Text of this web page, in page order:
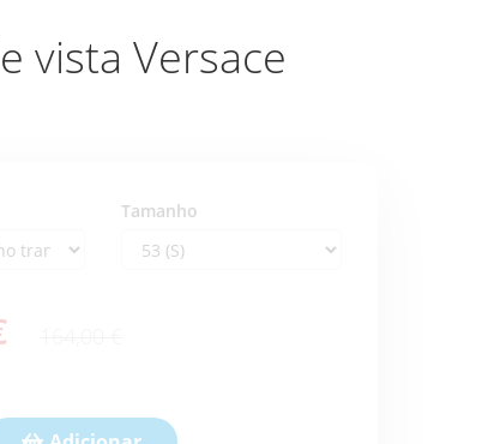
vista Versace
Tamanho